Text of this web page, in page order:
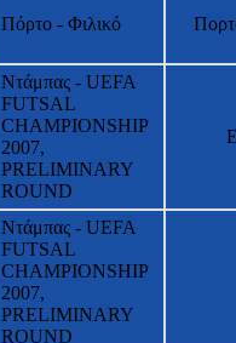
Πόρτο - Φιλικό
Ντάμπας - UEFA
FUTSAL
CHAMPIONSHIP
2007,
PRELIMINARY
ROUND
Ντάμπας - UEFA
FUTSAL
CHAMPIONSHIP
2007,
PRELIMINARY
ROUND